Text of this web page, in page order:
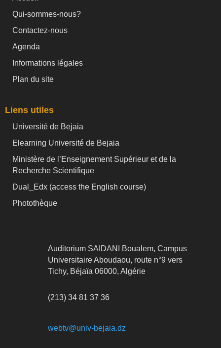
Qui-sommes-nous?
Contactez-nous
Agenda
Informations légales
Plan du site
Liens utiles
Université de Bejaia
Elearning Université de Bejaia
Ministère de l’Enseignement Supérieur et de la
Recherche Scientifique
Dual_Edx (access the English course)
Photothèque
Auditorium SAIDANI Boualem, Campus
Universitaire Aboudaou, route n°9 vers
Tichy, Béjaïa 06000, Algérie
(213) 34 81 37 36
webtv@univ-bejaia.dz